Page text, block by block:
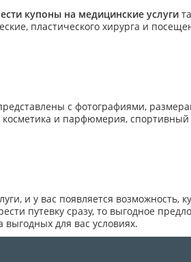
купоны на медицинские услуги
пластического хирурга и
с фотографиями,
и парфюмерия,
и у вас появляется возможность,
путевку сразу, то выгодное
для вас условиях.